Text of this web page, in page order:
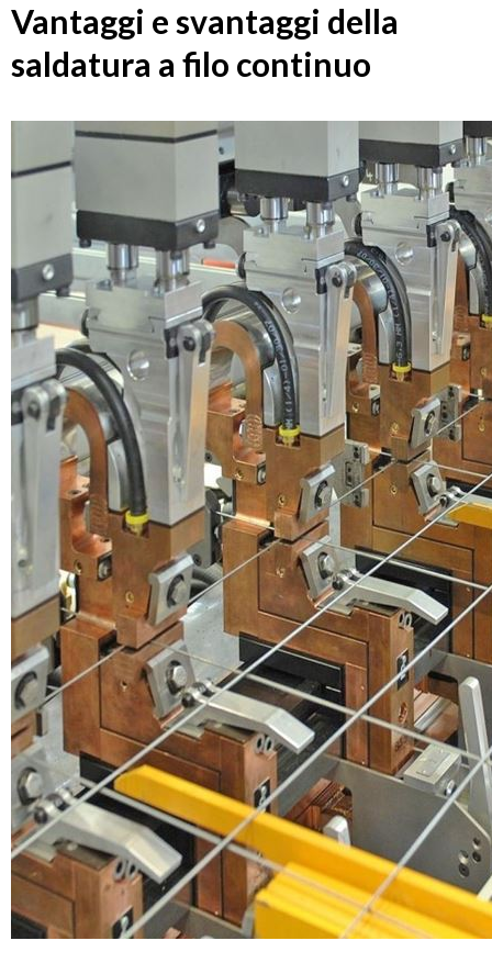
Vantaggi e svantaggi della
saldatura a filo continuo